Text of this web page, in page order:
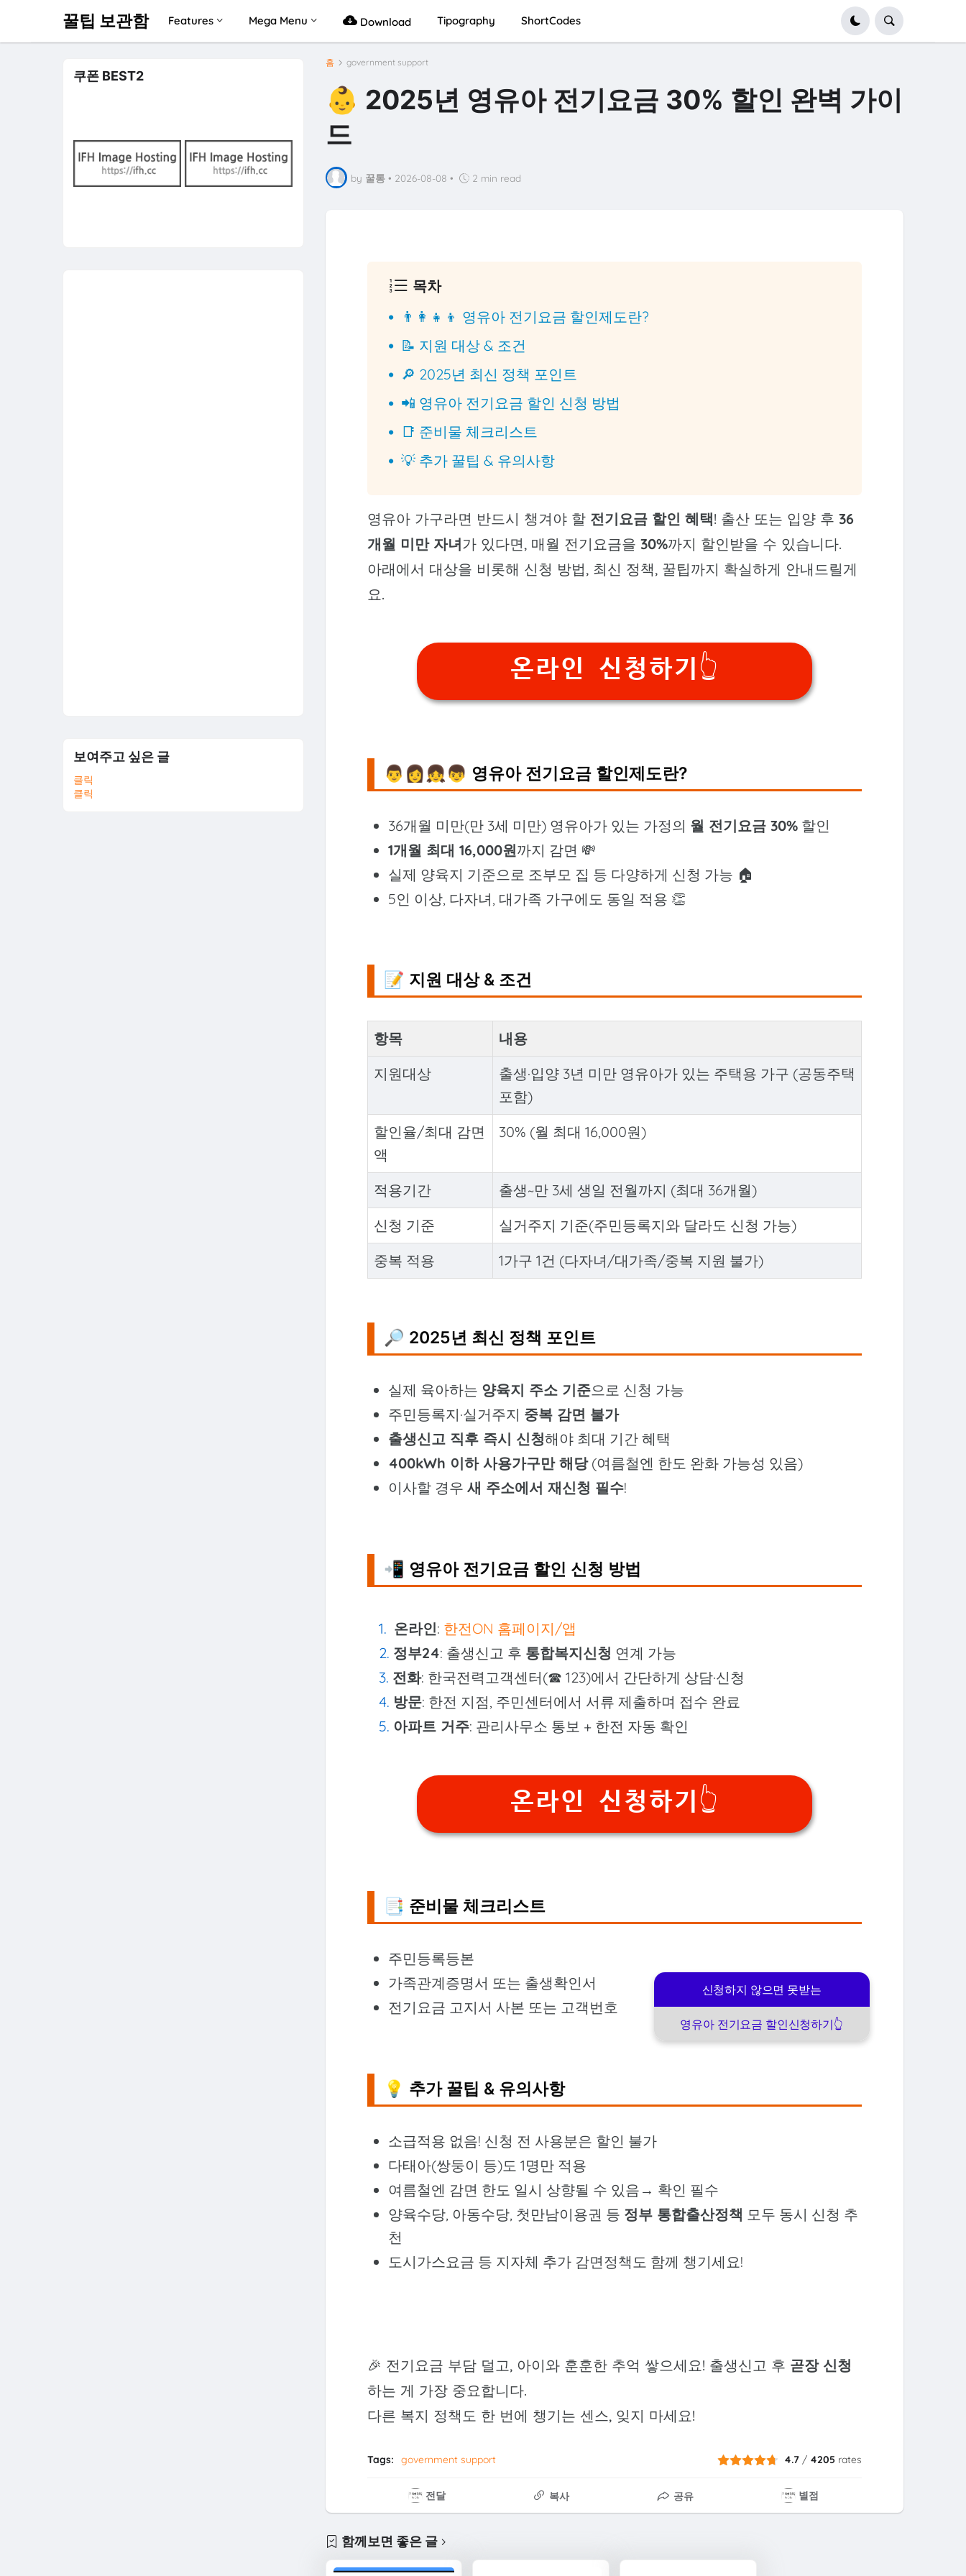
꿀팁 보관함 Features Mega Menu Download Tipography ShortCodes
홈 government support
👶 2025년 영유아 전기요금 30% 할인 완벽 가이
드
by 꿀통 • 2026-08-08 • 2 min read
목차
👨👩👧👦 영유아 전기요금 할인제도란?
📝 지원 대상 & 조건
🔎 2025년 최신 정책 포인트
📲 영유아 전기요금 할인 신청 방법
📑 준비물 체크리스트
💡 추가 꿀팁 & 유의사항
영유아 가구라면 반드시 챙겨야 할 전기요금 할인 혜택! 출산 또는 입양 후 36
개월 미만 자녀가 있다면, 매월 전기요금을 30%까지 할인받을 수 있습니다.
아래에서 대상을 비롯해 신청 방법, 최신 정책, 꿀팁까지 확실하게 안내드릴게
요.
온라인 신청하기👆️
👨👩👧👦 영유아 전기요금 할인제도란?
36개월 미만(만 3세 미만) 영유아가 있는 가정의 월 전기요금 30% 할인
1개월 최대 16,000원까지 감면 💸
실제 양육지 기준으로 조부모 집 등 다양하게 신청 가능 🏠
5인 이상, 다자녀, 대가족 가구에도 동일 적용 👏
📝 지원 대상 & 조건
항목
내용
지원대상
출생·입양 3년 미만 영유아가 있는 주택용 가구 (공동주택
포함)
할인율/최대 감면
액
30% (월 최대 16,000원)
적용기간
출생~만 3세 생일 전월까지 (최대 36개월)
신청 기준
실거주지 기준(주민등록지와 달라도 신청 가능)
중복 적용
1가구 1건 (다자녀/대가족/중복 지원 불가)
🔎 2025년 최신 정책 포인트
실제 육아하는 양육지 주소 기준으로 신청 가능
주민등록지·실거주지 중복 감면 불가
출생신고 직후 즉시 신청해야 최대 기간 혜택
400kWh 이하 사용가구만 해당(여름철엔 한도 완화 가능성 있음)
이사할 경우새 주소에서 재신청 필수!
📲 영유아 전기요금 할인 신청 방법
온라인: 한전ON 홈페이지/앱
정부24: 출생신고 후 통합복지신청 연계 가능
전화: 한국전력고객센터(☎ 123)에서 간단하게 상담·신청
방문: 한전 지점, 주민센터에서 서류 제출하며 접수 완료
아파트 거주: 관리사무소 통보 + 한전 자동 확인
온라인 신청하기👆️
📑 준비물 체크리스트
주민등록등본
가족관계증명서 또는 출생확인서
전기요금 고지서 사본 또는 고객번호
💡 추가 꿀팁 & 유의사항
소급적용 없음! 신청 전 사용분은 할인 불가
다태아(쌍둥이 등)도 1명만 적용
여름철엔 감면 한도 일시 상향될 수 있음→ 확인 필수
양육수당, 아동수당, 첫만남이용권 등 정부 통합출산정책 모두 동시 신청 추
천
도시가스요금 등 지자체 추가 감면정책도 함께 챙기세요!
🎉 전기요금 부담 덜고, 아이와 훈훈한 추억 쌓으세요! 출생신고 후 곧장 신청
하는 게 가장 중요합니다.
다른 복지 정책도 한 번에 챙기는 센스, 잊지 마세요!
신청하지 않으면 못받는
영유아 전기요금 할인신청하기👆️
Tags: government support 4.7 / 4205 rates
전달 복사 공유 별점
함께보면 좋은 글
쿠폰 BEST2
보여주고 싶은 글
클릭
클릭